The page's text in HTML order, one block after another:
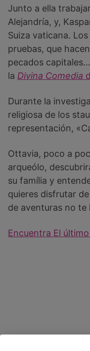
Junto a ella
Alejandría, y,
Suiza vaticana.
pruebas, que
pecados
la Divina Comedia
Durante la
religiosa de los
representación,
Ottavia, poco a
arqueólo,
su família y
quieres disfrutar
de aventuras no te
Encuentra El